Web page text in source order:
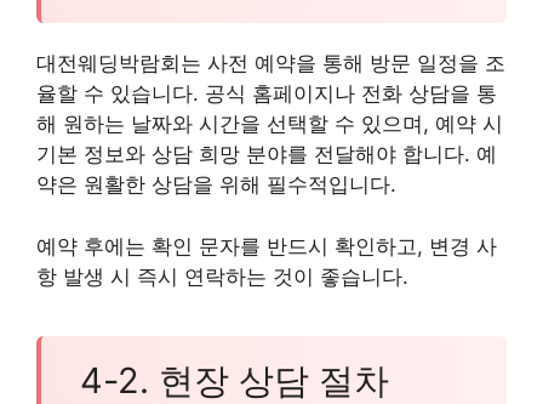
대전웨딩박람회는 사전 예약을 통해 방문 일정을 조
율할 수 있습니다. 공식 홈페이지나 전화 상담을 통
해 원하는 날짜와 시간을 선택할 수 있으며, 예약 시
기본 정보와 상담 희망 분야를 전달해야 합니다. 예
약은 원활한 상담을 위해 필수적입니다.
예약 후에는 확인 문자를 반드시 확인하고, 변경 사
항 발생 시 즉시 연락하는 것이 좋습니다.
4-2. 현장 상담 절차